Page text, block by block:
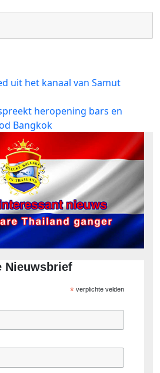
uit het kanaal van Samut
heropening bars en
Bangkok
Nieuwsbrief
*verplichte velden